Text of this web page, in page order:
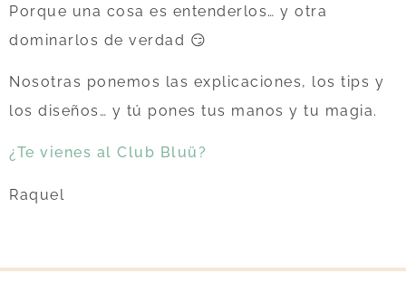
Porque una cosa es entenderlos… y otra
dominarlos de verdad 😏
Nosotras ponemos las explicaciones, los tips y
los diseños… y tú pones tus manos y tu magia.
¿Te vienes al Club Bluü?
Raquel